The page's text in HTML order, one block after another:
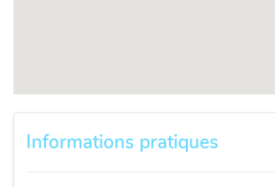
Informations pratiques